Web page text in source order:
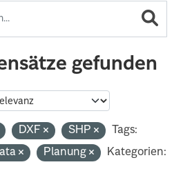
gefunden
DXF SHP
Tags:
Planung
Kategorien: